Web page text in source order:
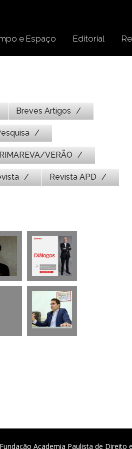
e Espaço Editorial
Breves Artigos
VERÃO
Revista APD
Academia Paulista de Direito